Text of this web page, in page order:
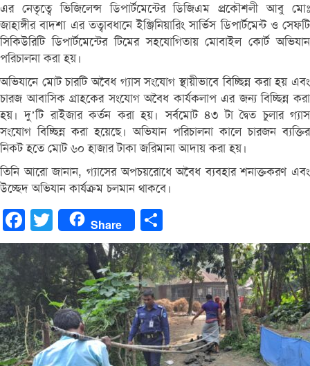
এর নেতৃত্বে ভিজিলেন্স ডিপার্টমেন্টের ডিজিএম প্রকৌশলী আবু মোঃ
জাহাঙ্গীর বাদশা এর তত্বাবধানে ইঞ্জিনিয়ারিং সার্ভিস ডিপার্টমেন্ট ও সেফটি
সিকিউরিটি ডিপার্টমেন্টের টিমের সহযোগিতায় মোবাইল কোর্ট অভিযান
পরিচালনা করা হয়।
অভিযানে মোট চারটি অবৈধ গ্যাস সংযোগ স্থায়ীভাবে বিচ্ছিন্ন করা হয় এবং
চারজ আবাসিক গ্রাহকের সংযোগ অবৈধ কার্যকলাপ এর জন্য বিচ্ছিন্ন করা
হয়। দু’টি রাইজার কর্তন করা হয়। সর্বমোট ৪৩ টা দ্বৈত চুলার গ্যাস
সংযোগ বিচ্ছিন্ন করা হয়েছে। অভিযান পরিচালনা কালে চারজন ব্যক্তির
নিকট হতে মোট ৬০ হাজার টাকা জরিমানা আদায় করা হয়।
তিনি আরো জানান, গ্যাসের অপচয়রোধে অবৈধ ব্যবহার শনাক্তকরণ এবং
উচ্ছেদ অভিযান কার্যক্রম চলমান থাকবে।
FacebookTwitter Share